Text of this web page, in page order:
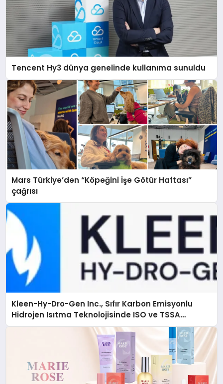
Tencent Hy3 dünya genelinde kullanıma sunuldu
Mars Türkiye’den “Köpeğini İşe Götür Haftası”
çağrısı
Kleen-Hy-Dro-Gen Inc., Sıfır Karbon Emisyonlu
Hidrojen Isıtma Teknolojisinde ISO ve TSSA
Düzenleyici Onaylarını Aldı